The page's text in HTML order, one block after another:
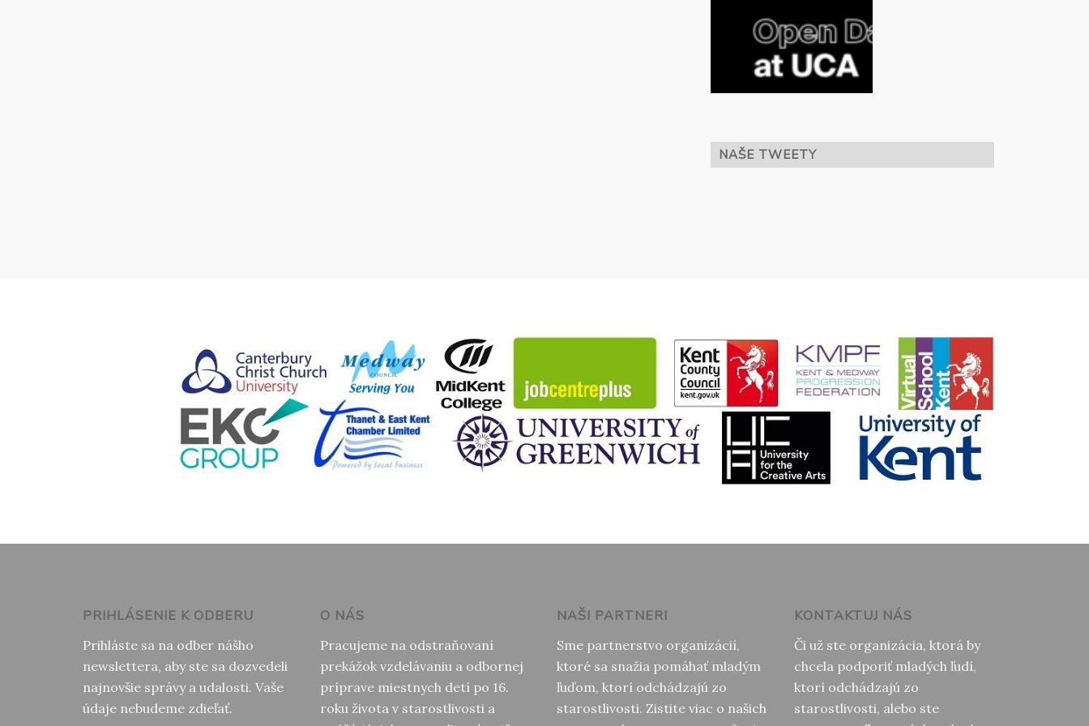
NAŠE TWEETY
PRIHLÁSENIE K ODBERU
Prihláste sa na odber nášho
newslettera, aby ste sa dozvedeli
najnovšie správy a udalosti. Vaše
údaje nebudeme zdieľať.
O NÁS
Pracujeme na odstraňovaní
prekážok vzdelávaniu a odbornej
príprave miestnych detí po 16.
roku života v starostlivosti a
NAŠI PARTNERI
Sme partnerstvo organizácií,
ktoré sa snažia pomáhať mladým
ľuďom, ktorí odchádzajú zo
starostlivosti. Zistite viac o našich
KONTAKTUJ NÁS
Či už ste organizácia, ktorá by
chcela podporiť mladých ľudí,
ktorí odchádzajú zo
starostlivosti, alebo ste